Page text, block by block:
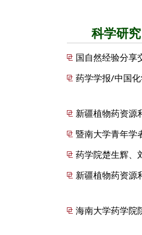
科学研究
国自然经验分享
药学学报/中国
新疆植物药资源
暨南大学青年学
药学院楚生辉、
新疆植物药资源
海南大学药学院